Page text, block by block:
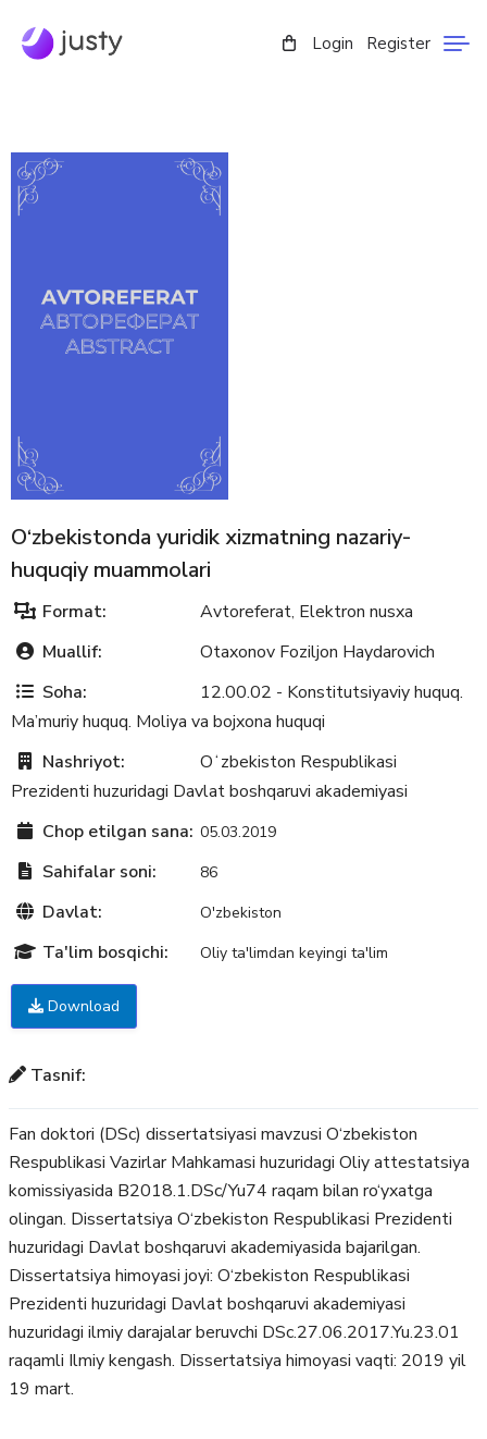
Login Register
O‘zbekistonda yuridik xizmatning nazariy-
huquqiy muammolari
Format: Avtoreferat, Elektron nusxa
Muallif:
Otaxonov Foziljon Haydarovich
Soha:
12.00.02 - Konstitutsiyaviy huquq.
Ma’muriy huquq. Moliya va bojxona huquqi
Nashriyot:
Oʻzbekiston Respublikasi
Prezidenti huzuridagi Davlat boshqaruvi akademiyasi
Chop etilgan sana: 05.03.2019
Sahifalar soni: 86
Davlat: O'zbekiston
Ta'lim bosqichi: Oliy ta'limdan keyingi ta'lim
Download
Tasnif:
Fan doktori (DSc) dissertatsiyasi mavzusi O‘zbekiston
Respublikasi Vazirlar Mahkamasi huzuridagi Oliy attestatsiya
komissiyasida B2018.1.DSc/Yu74 raqam bilan ro‘yxatga
olingan. Dissertatsiya O‘zbekiston Respublikasi Prezidenti
huzuridagi Davlat boshqaruvi akademiyasida bajarilgan.
Dissertatsiya himoyasi joyi: O‘zbekiston Respublikasi
Prezidenti huzuridagi Davlat boshqaruvi akademiyasi
huzuridagi ilmiy darajalar beruvchi DSc.27.06.2017.Yu.23.01
raqamli Ilmiy kengash. Dissertatsiya himoyasi vaqti: 2019 yil
19 mart.